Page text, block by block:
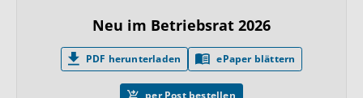
Neu im Betriebsrat 2026
PDF herunterladen ePaper blättern
per Post bestellen